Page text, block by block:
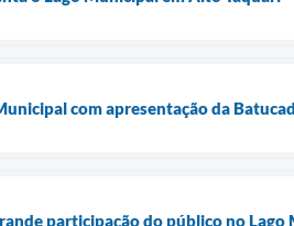
com apresentação da
participação do público no Lago